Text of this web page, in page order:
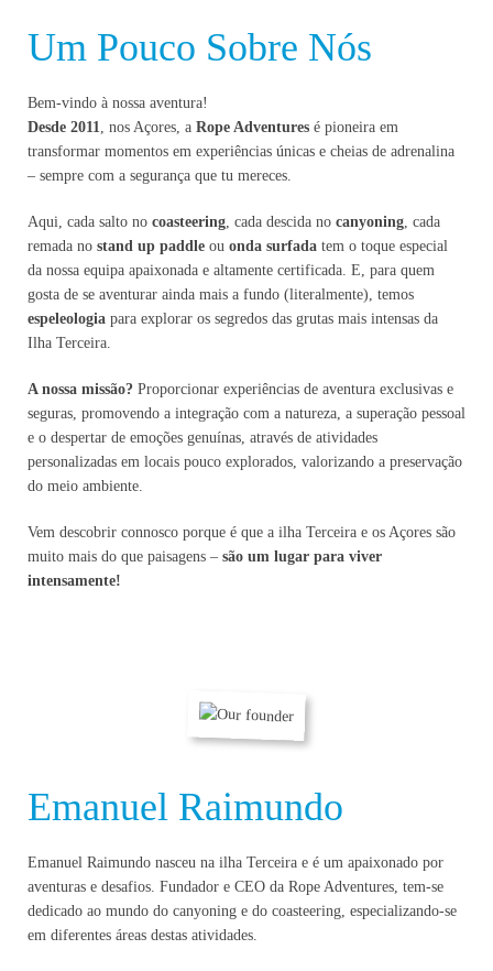
Um Pouco Sobre Nós
Bem-vindo à nossa aventura!
Desde 2011
, nos Açores, a Rope Adventures é pioneira em
transformar momentos em experiências únicas e cheias de adrenalina
– sempre com a segurança que tu mereces.
Aqui, cada salto no coasteering , cada descida no canyoning , cada
remada no stand up paddle ou onda surfada tem o toque especial
da nossa equipa apaixonada e altamente certificada. E, para quem
gosta de se aventurar ainda mais a fundo (literalmente), temos
espeleologia para explorar os segredos das grutas mais intensas da
Ilha Terceira.
A nossa missão? Proporcionar experiências de aventura exclusivas e
seguras, promovendo a integração com a natureza, a superação pessoal
e o despertar de emoções genuínas, através de atividades
personalizadas em locais pouco explorados, valorizando a preservação
do meio ambiente.
Vem descobrir connosco porque é que a ilha Terceira e os Açores são
muito mais do que paisagens – são um lugar para viver
intensamente!
Emanuel Raimundo
Emanuel Raimundo nasceu na ilha Terceira e é um apaixonado por
aventuras e desafios. Fundador e CEO da Rope Adventures, tem-se
dedicado ao mundo do canyoning e do coasteering, especializando-se
em diferentes áreas destas atividades.